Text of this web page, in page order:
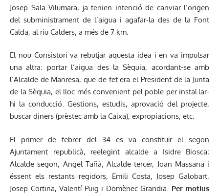
Josep Sala Vilumara, ja tenien intenció de canviar l’origen
del subministrament de l’aigua i agafar-la des de la Font
Calda, al riu Calders, a més de 7 km.
El nou Consistori va rebutjar aquesta idea i en va impulsar
una altra: portar l’aigua des la Sèquia, acordant-se amb
l’Alcalde de Manresa, que de fet era el President de la Junta
de la Sèquia, el lloc més convenient pel poble per instal·lar-
hi la conducció. Gestions, estudis, aprovació del projecte,
buscar diners (prèstec amb la Caixa), expropiacions, etc.
El primer de febrer del 34 es va constituïr el segon
Ajuntament republicà, reelegint alcalde a Isidre Biosca;
Alcalde segon, Angel Tañà; Alcalde tercer, Joan Massana i
éssent els restants regidors, Emili Costa, Josep Galobart,
Josep Cortina, Valentí Puig i Domènec Grandia. Per motius